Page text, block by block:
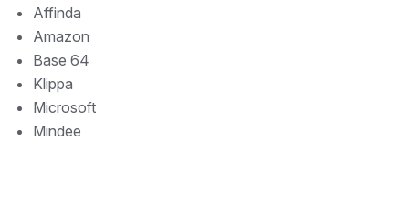
Affinda
Amazon
Base 64
Klippa
Microsoft
Mindee